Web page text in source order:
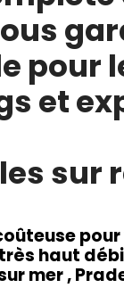
pour
et
sur
pour
haut
mer ,